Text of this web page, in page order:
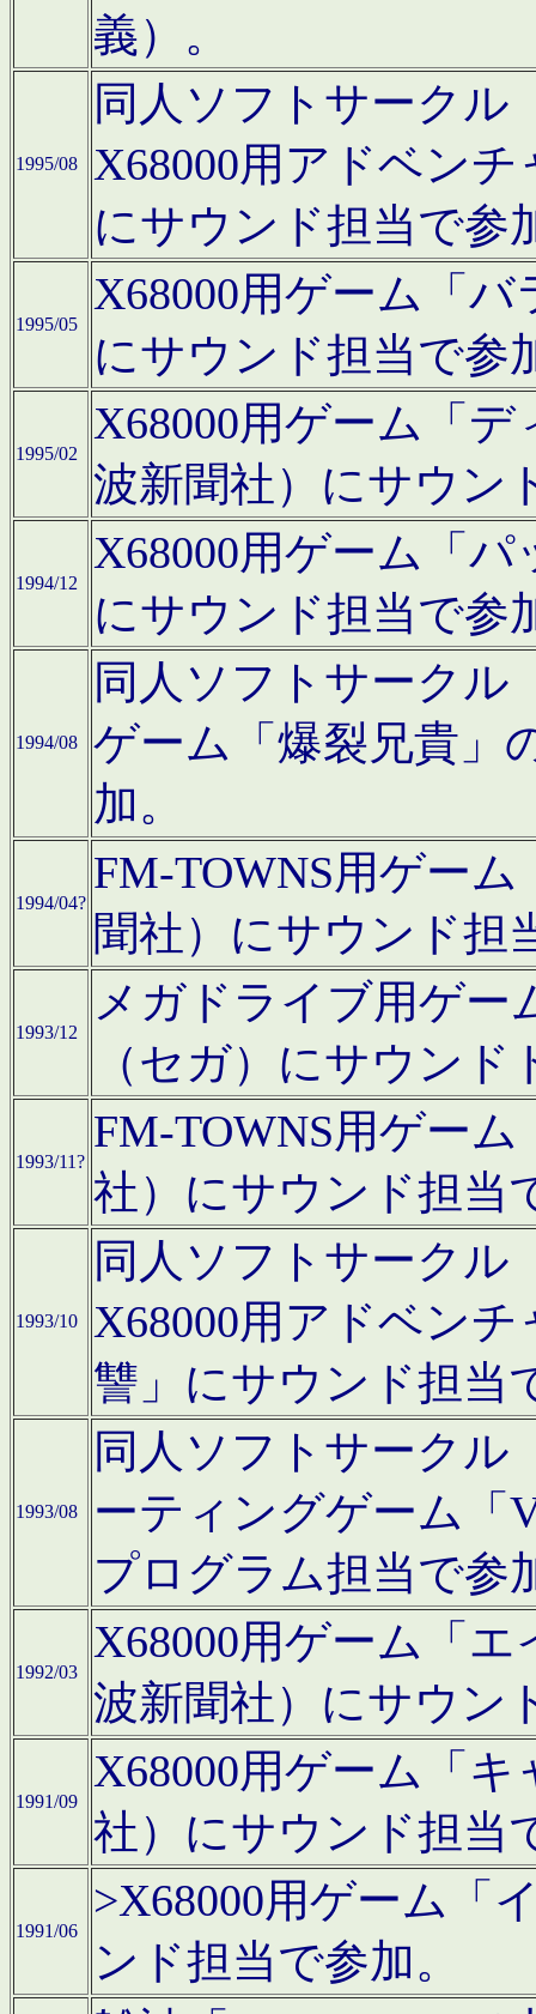
義）。
1995/08
同人ソフトサークル
X68000用アドベン
にサウンド担当で参
1995/05
X68000用ゲーム「
にサウンド担当で参
1995/02
X68000用ゲーム「
波新聞社）にサウン
1994/12
X68000用ゲーム「
にサウンド担当で参
1994/08
同人ソフトサークル
ゲーム「爆裂兄貴」
加。
1994/04?
FM-TOWNS用ゲー
聞社）にサウンド担
1993/12
メガドライブ用ゲー
（セガ）にサウン
1993/11?
FM-TOWNS用ゲー
社）にサウンド担当
1993/10
同人ソフトサークル
X68000用アドベン
讐」にサウンド担当
1993/08
同人ソフトサークル
ーティングゲーム「
プログラム担当で参
1992/03
X68000用ゲーム「
波新聞社）にサウン
1991/09
X68000用ゲーム「
社）にサウンド担当
1991/06
>X68000用ゲーム「
ンド担当で参加。